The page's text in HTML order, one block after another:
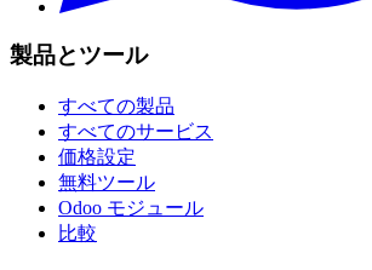
製品とツール
すべての製品
すべてのサービス
価格設定
無料ツール
Odoo モジュール
比較